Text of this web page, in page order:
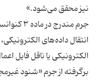
جرم
انتقال داده‌های
الکترونیکی یا ناقل فایل